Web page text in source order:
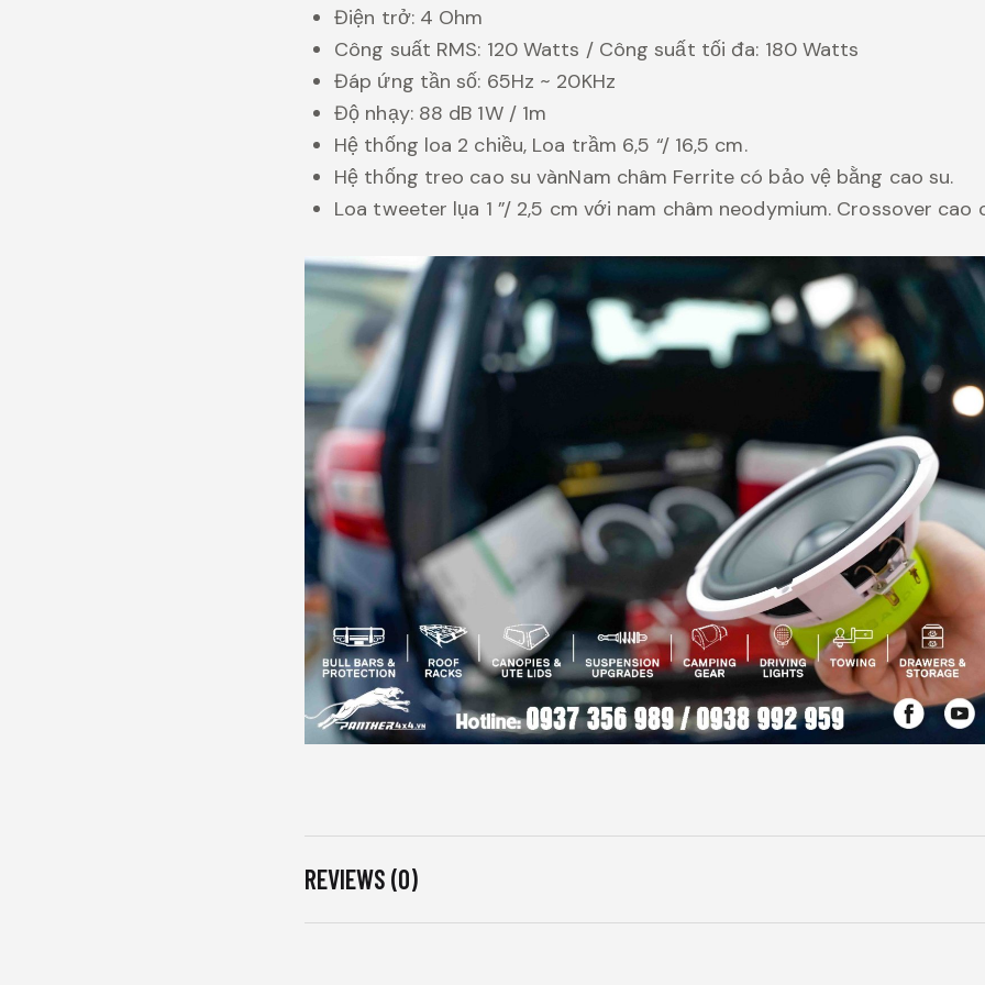
Điện trở: 4 Ohm
Công suất RMS: 120 Watts / Công suất tối đa: 180 Watts
Đáp ứng tần số: 65Hz ~ 20KHz
Độ nhạy: 88 dB 1W / 1m
Hệ thống loa 2 chiều, Loa trầm 6,5 “/ 16,5 cm.
Hệ thống treo cao su vànNam châm Ferrite có bảo vệ bằng cao su.
Loa tweeter lụa 1 ”/ 2,5 cm với nam châm neodymium. Crossover cao
REVIEWS (0)